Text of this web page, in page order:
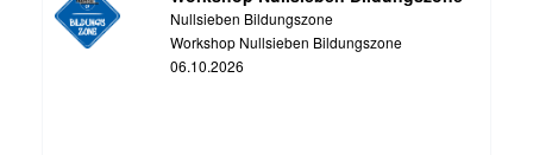
Nullsieben Bildungszone
Workshop Nullsieben Bildungszone
06.10.2026